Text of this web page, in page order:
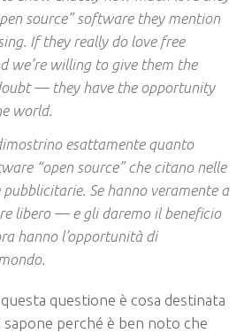
source” software they mention
If they really do love free
we’re willing to give them the
— they have the opportunity
world.
esattamente quanto
“open source” che citano nelle
Se hanno veramente a
libero — e gli daremo il beneficio
hanno l’opportunità di
questione è cosa destinata
sapone perché è ben noto che